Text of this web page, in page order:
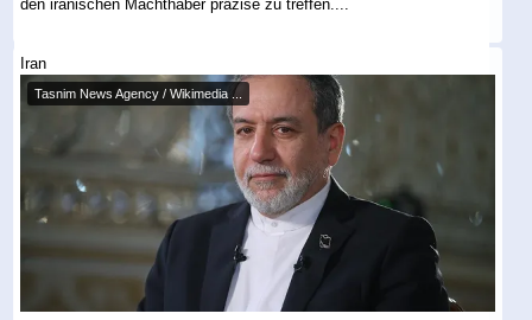
den iranischen Machthaber präzise zu treffen....
Iran
Tasnim News Agency / Wikimedia ...